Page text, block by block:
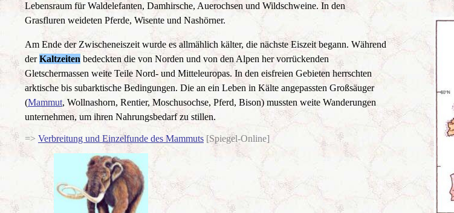
Lebensraum für Waldelefanten, Damhirsche, Auerochsen und Wildschweine. In den
Grasfluren weideten Pferde, Wisente und Nashörner.
Am Ende der Zwischeneiszeit wurde es allmählich kälter, die nächste Eiszeit begann. Während
derKaltzeiten bedeckten die von Norden und von den Alpen her vorrückenden
Gletschermassen weite Teile Nord- und Mitteleuropas. In den eisfreien Gebieten herrschten
arktische bis subarktische Bedingungen. Die an ein Leben in Kälte angepassten Großsäuger
(Mammut, Wollnashorn, Rentier, Moschusochse, Pferd, Bison) mussten weite Wanderungen
unternehmen, um ihren Nahrungsbedarf zu stillen.
=> Verbreitung und Einzelfunde des Mammuts [Spiegel-Online]